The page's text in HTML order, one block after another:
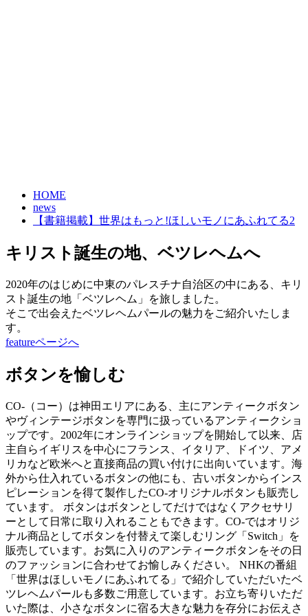
HOME
news
【書籍掲載】世界はもっと!ほしいモノにあふれてる2
キリスト誕生の地、ベツレヘムへ
2020年のはじめに中東のパレスチナ自治区の中にある、キリ
スト誕生の地「ベツレヘム」を旅しました。
そこで出会えたベツレヘムパールの魅力をご紹介いたしま
す。
featureページへ
ボタンを愉しむ
CO-（コー）は神田エリアにある、主にアンティークボタン
やヴィンテージボタンを専門に扱っているアンティークショ
ップです。2002年にオンラインショップを開始して以来、店
主自らイギリスを中心にフランス、イタリア、ドイツ、アメ
リカなど欧米へと直接商品の買い付けに出向いています。海
外から仕入れているボタンの他にも、古いボタンからインス
ピレーションを得て製作したCO-オリジナルボタンも販売し
ています。 ボタンはボタンとしてだけではなくアクセサリ
ーとして日常に取り入れることもできます。CO-ではオリジ
ナル商品としてボタンを付替えて楽しむリング「Switch」を
販売しています。お気に入りのアンティークボタンをその日
のファッションに合わせてお愉しみください。 NHKの番組
「世界はほしいモノにあふれてる」で紹介していただいたベ
ツレヘムパールも多数ご用意しています。お立ち寄りいただ
いた際は、小さなボタンに宿る大きな魅力を存分にお伝えさ